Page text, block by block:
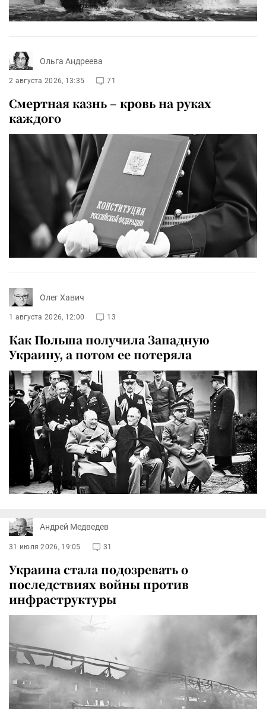
Ольга Андреева
2 августа 2026, 13:35 71
Смертная казнь – кровь на руках
каждого
Олег Хавич
1 августа 2026, 12:00 13
Как Польша получила Западную
Украину, а потом ее потеряла
Андрей Медведев
31 июля 2026, 19:05 31
Украина стала подозревать о
последствиях войны против
инфраструктуры